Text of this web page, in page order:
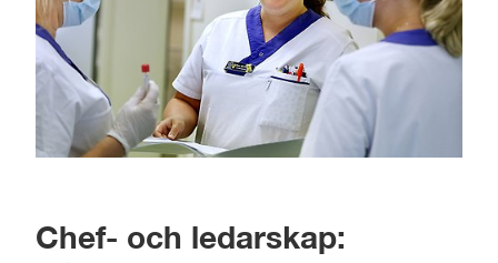
Chef- och ledarskap: